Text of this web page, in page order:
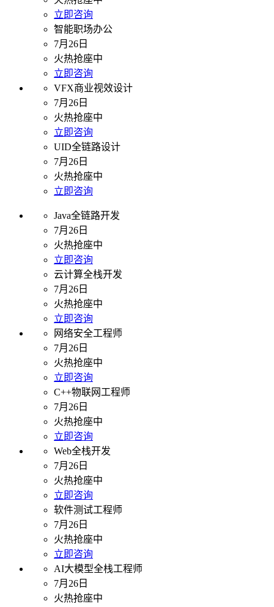
立即咨询
智能职场办公
7月26日
火热抢座中
立即咨询
VFX商业视效设计
7月26日
火热抢座中
立即咨询
UID全链路设计
7月26日
火热抢座中
立即咨询
Java全链路开发
7月26日
火热抢座中
立即咨询
云计算全栈开发
7月26日
火热抢座中
立即咨询
网络安全工程师
7月26日
火热抢座中
立即咨询
C++物联网工程师
7月26日
火热抢座中
立即咨询
Web全栈开发
7月26日
火热抢座中
立即咨询
软件测试工程师
7月26日
火热抢座中
立即咨询
AI大模型全栈工程师
7月26日
火热抢座中